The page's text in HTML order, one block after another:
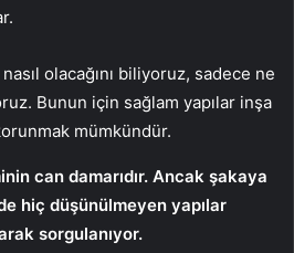
olacağını biliyoruz, sadece ne
Bunun için sağlam yapılar inşa
mümkündür.
can damarıdır. Ancak şakaya
hiç düşünülmeyen yapılar
sorgulanıyor.